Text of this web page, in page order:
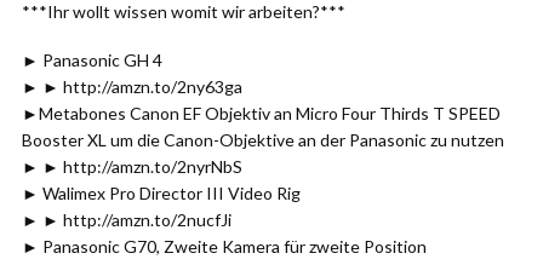
***Ihr wollt wissen womit wir arbeiten?***
► Panasonic GH 4
► ► http://amzn.to/2ny63ga
►Metabones Canon EF Objektiv an Micro Four Thirds T SPEED
Booster XL um die Canon-Objektive an der Panasonic zu nutzen
► ► http://amzn.to/2nyrNbS
► Walimex Pro Director III Video Rig
► ► http://amzn.to/2nucfJi
► Panasonic G70, Zweite Kamera für zweite Position